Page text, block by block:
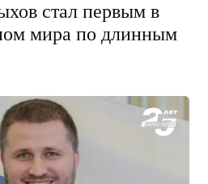
стал первым в
мира по длинным